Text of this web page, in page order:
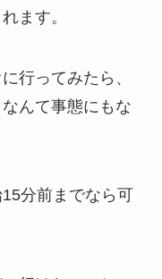
ます。
に行ってみたら、
なんて事態にもな
分前までなら可